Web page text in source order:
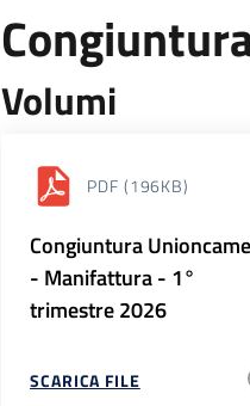
Volumi
PDF (196KB)
Congiuntura
- Manifattura - 1°
trimestre 2026
SCARICA FILE